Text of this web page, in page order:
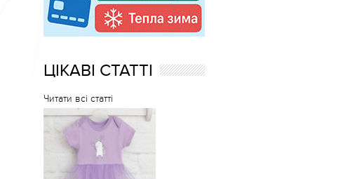
ЦІКАВІ СТАТТІ
Читати всі статті